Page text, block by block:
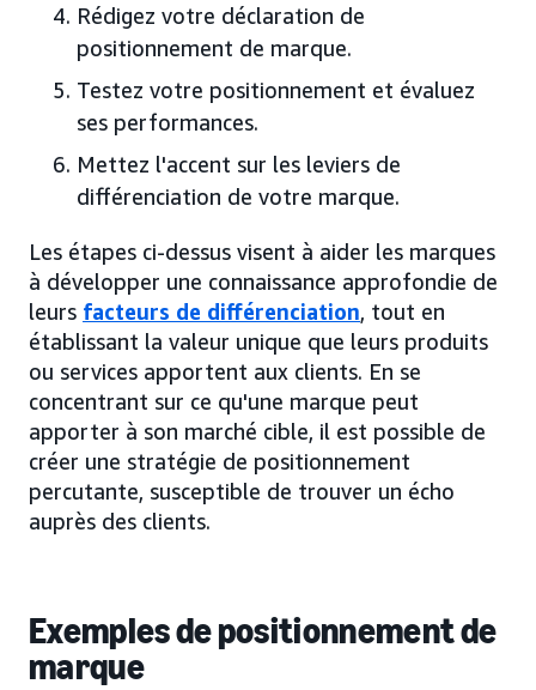
Rédigez votre déclaration de
positionnement de marque.
Testez votre positionnement et évaluez
ses performances.
Mettez l'accent sur les leviers de
différenciation de votre marque.
Les étapes ci-dessus visent à aider les marques
à développer une connaissance approfondie de
leurs facteurs de différenciation, tout en
établissant la valeur unique que leurs produits
ou services apportent aux clients. En se
concentrant sur ce qu'une marque peut
apporter à son marché cible, il est possible de
créer une stratégie de positionnement
percutante, susceptible de trouver un écho
auprès des clients.
Exemples de positionnement de
marque